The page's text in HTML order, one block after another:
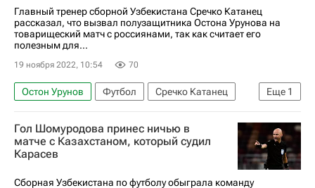
Малком Клаудиньо
Зенит
РПЛ 2026-2027 (Чемпионат России по футболу)
Олег Романцев
Авторы РИА Новости Спорт
Интервью РИА Спорт
Главный тренер сборной Узбекистана Сречко Катанец
рассказал, что вызвал полузащитника Остона Урунова на
товарищеский матч с россиянами, так как считает его
полезным для...
19 ноября 2022, 10:54 70
Еще 1
Остон Урунов Футбол
Сречко Катанец
Ростов
Гол Шомуродова принес ничью в
матче с Казахстаном, который судил
Карасев
Сборная Узбекистана по футболу обыграла команду